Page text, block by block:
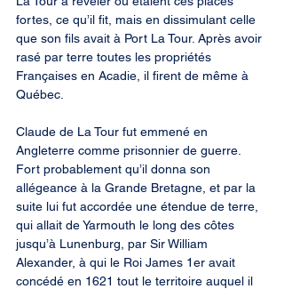
fortes, ce qu’il fit, mais en dissimulant celle
que son fils avait à Port La Tour. Après avoir
rasé par terre toutes les propriétés
Françaises en Acadie, il firent de même à
Québec.
Claude de La Tour fut emmené en
Angleterre comme prisonnier de guerre.
Fort probablement qu’il donna son
allégeance à la Grande Bretagne, et par la
suite lui fut accordée une étendue de terre,
qui allait de Yarmouth le long des côtes
jusqu’à Lunenburg, par Sir William
Alexander, à qui le Roi James 1er avait
concédé en 1621 tout le territoire auquel il